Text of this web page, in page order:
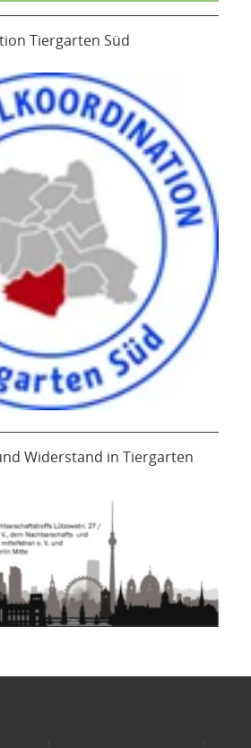
Tiergarten Süd
Widerstand in Tiergarten